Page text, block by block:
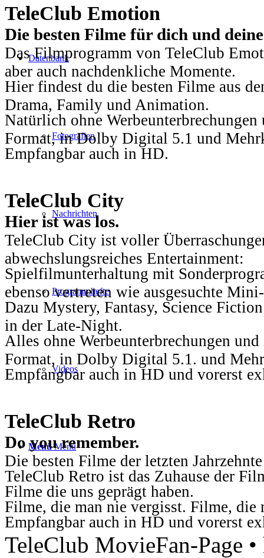
Datenbank
Fotografien
Nachrichten
Programmhefte
Videos
Menü Menü
TeleClub Emotion
Die besten Filme für dich und
Das Filmprogramm von TeleClub
aber auch nachdenkliche Momente.
Hier findest du die besten Filme aus
Drama, Family und Animation.
Natürlich ohne
Format, in Dolby Digital 5.1 und
Empfangbar auch in HD.
TeleClub City
Hier ist was los.
TeleClub City ist voller
abwechslungsreiches Entertainment:
Spielfilmunterhaltung mit
ebenso vertreten wie ausgesuchte
Dazu Mystery, Fantasy, Science
in der Late-Night.
Alles ohne Werbeunterbrechungen
Format, in Dolby Digital 5.1. und
Empfangbar auch in HD und vorerst
TeleClub Retro
Do you remember.
Die besten Filme der letzten
TeleClub Retro ist das Zuhause der
Filme die uns geprägt haben.
Filme, die man nie vergisst. Filme, die
Empfangbar auch in HD und vorerst
TeleClub MovieFan-Page